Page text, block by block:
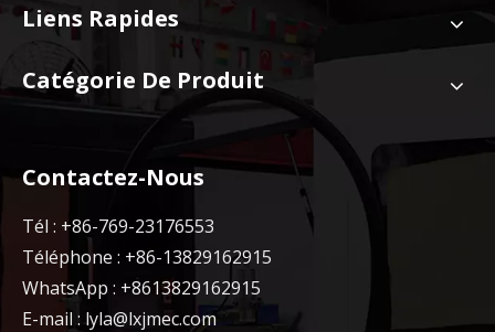
Liens Rapides
Catégorie De Produit
Contactez-Nous
Tél : +86-769-23176553
Téléphone : +86-13829162915
WhatsApp : +8613829162915
E-mail : lyla@lxjmec.com